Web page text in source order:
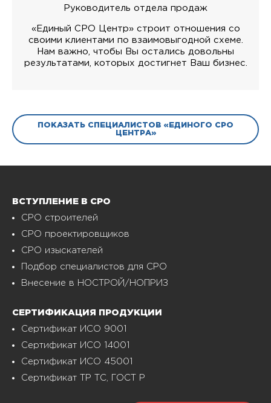
Руководитель отдела продаж
«Единый СРО Центр» строит отношения со
своими клиентами по взаимовыгодной схеме.
Нам важно, чтобы Вы остались довольны
результатами, которых достигнет Ваш бизнес.
ПОКАЗАТЬ СПЕЦИАЛИСТОВ «ЕДИНОГО СРО
ЦЕНТРА»
ВСТУПЛЕНИЕ В СРО
СРО строителей
СРО проектировщиков
СРО изыскателей
Подбор специалистов для СРО
Внесение в НОСТРОЙ/НОПРИЗ
СЕРТИФИКАЦИЯ ПРОДУКЦИИ
Сертификат ИСО 9001
Сертификат ИСО 14001
Сертификат ИСО 45001
Сертификат ТР ТС, ГОСТ Р